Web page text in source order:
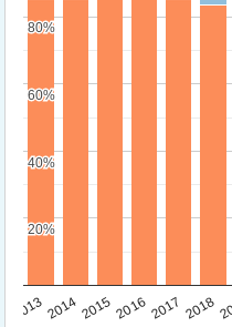
20132014201520162017 2018
20%
20%
40%
40%
60%
60%
80%
80%